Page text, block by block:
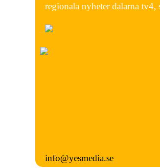
regionala nyheter dalarna
info@yesmedia.se